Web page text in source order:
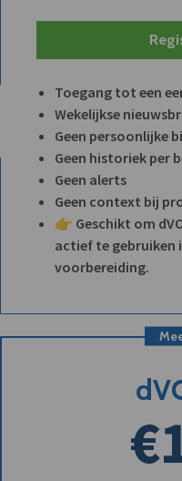
Toegang tot een
Wekelijkse
Geen persoonlijke
Geen historiek per
Geen alerts
Geen context bij
👉 Geschikt om
actief te gebruiken
voorbereiding.